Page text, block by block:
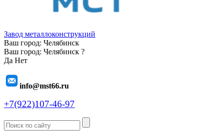
Завод металлоконструкций
Ваш город: Челябинск
Ваш город: Челябинск ?
Да Нет
info@mst66.ru
+7(922)107-46-97